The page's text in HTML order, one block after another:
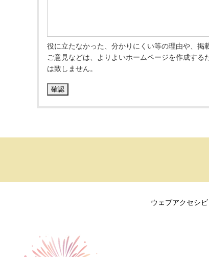
役に立たなかった、分かりにくい等の理由や、
ご意見などは、よりよいホームページを作成す
は致しません。
ウェブアクセシ